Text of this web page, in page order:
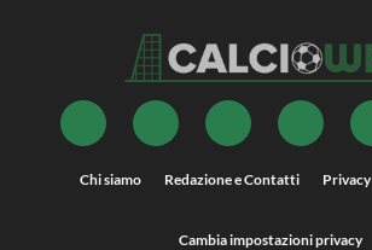
Chi siamo Redazione e Contatti Privacy
Cambia impostazioni privacy